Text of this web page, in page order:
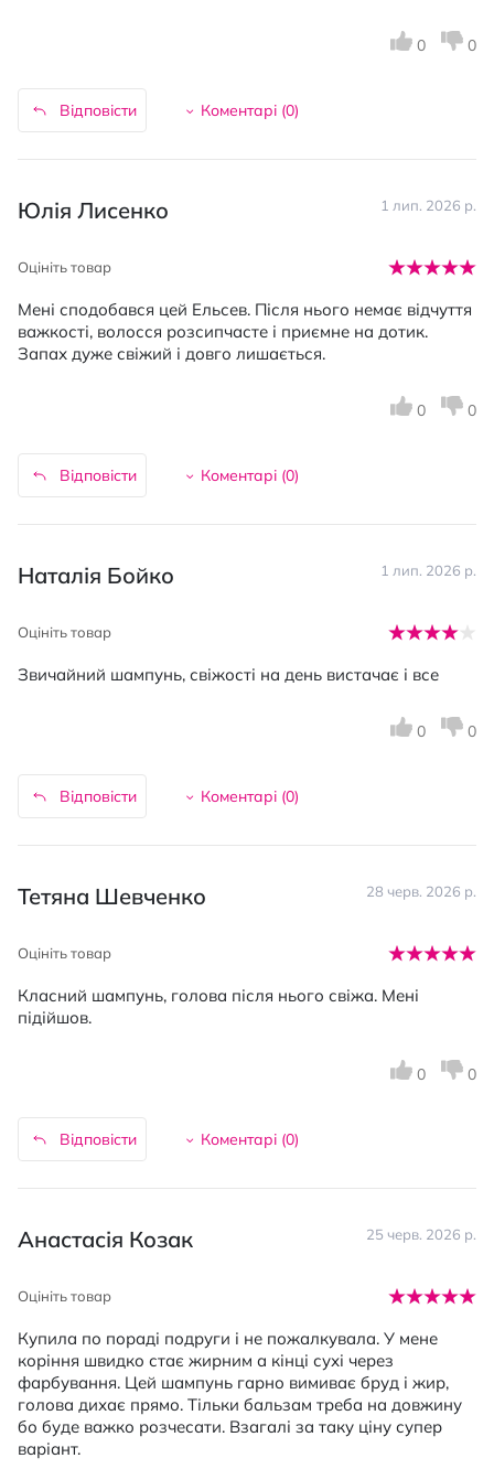
Відповісти Коментарі (0)
0 0
Юлія Лисенко 1 лип. 2026 р.
Оцініть товар
Мені сподобався цей Ельсев. Після нього немає відчуття
важкості, волосся розсипчасте і приємне на дотик.
Запах дуже свіжий і довго лишається.
Відповісти Коментарі (0)
0 0
Наталія Бойко 1 лип. 2026 р.
Оцініть товар
Звичайний шампунь, свіжості на день вистачає і все
Відповісти Коментарі (0)
0 0
Тетяна Шевченко 28 черв. 2026 р.
Оцініть товар
Класний шампунь, голова після нього свіжа. Мені
підійшов.
Відповісти Коментарі (0)
0 0
Анастасія Козак 25 черв. 2026 р.
Оцініть товар
Купила по пораді подруги і не пожалкувала. У мене
коріння швидко стає жирним а кінці сухі через
фарбування. Цей шампунь гарно вимиває бруд і жир,
голова дихає прямо. Тільки бальзам треба на довжину
бо буде важко розчесати. Взагалі за таку ціну супер
варіант.